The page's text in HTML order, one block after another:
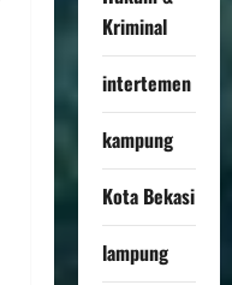
Kriminal
intertemen
kampung
Kota Bekasi
lampung